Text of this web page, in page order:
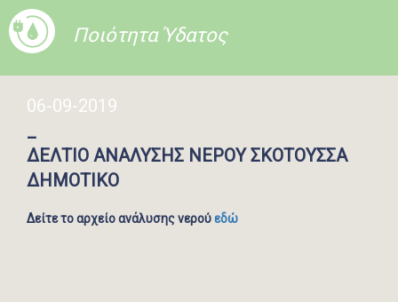
Ποιότητα Ύδατος
06-09-2019
_
ΔΕΛΤΙΟ ΑΝΑΛΥΣΗΣ ΝΕΡΟΥ ΣΚΟΤΟΥΣΣΑ
ΔΗΜΟΤΙΚΟ
Δείτε το αρχείο ανάλυσης νερούεδώ